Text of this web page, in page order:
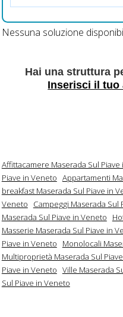
Nessuna soluzione
Hai una struttura
Inserisci il tuo
Affittacamere Maserada Sul Piave
Piave in Veneto Appartamenti
breakfast Maserada Sul Piave in
Veneto
Campeggi Maserada Sul
Maserada Sul Piave in Veneto
Masserie Maserada Sul Piave in
Piave in Veneto
Monolocali
Multiproprietà Maserada Sul
Piave in Veneto Ville Maserada
Sul Piave in Veneto